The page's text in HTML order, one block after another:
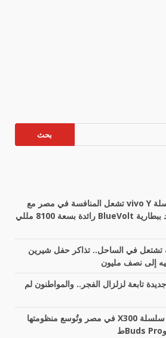
أكبر بطارية في تاريخ سلسلة vivo Y تشعل المنافسة في مصر مع
إطلاق vivo Y500، المزود ببطارية BlueVolt رائدة بسعة 8100 مللي
تشتعل في الساحل.. تذاكر حفل شيرين
جديدة تابعة لزلزال الفجر.. والمواطنون لم
شركة vivo تُطلق رسميًا سلسلة X300 في مصر وتُوسع منظومتها